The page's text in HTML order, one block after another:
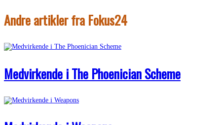
Andre artikler fra Fokus24
Medvirkende i The Phoenician Scheme